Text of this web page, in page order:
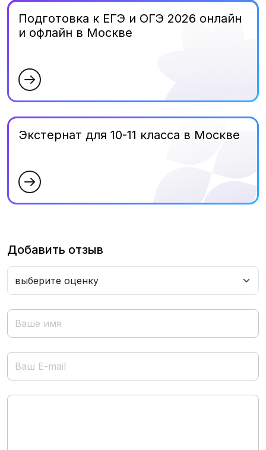
Подготовка к ЕГЭ и ОГЭ 2026 онлайн
и офлайн в Москве
Экстернат для 10-11 класса в Москве
Добавить отзыв